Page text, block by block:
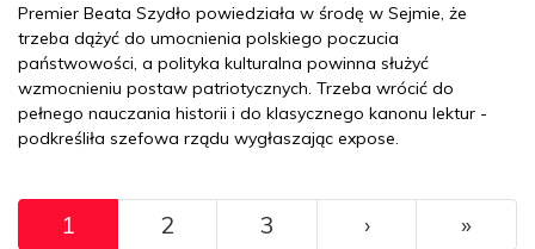
Premier Beata Szydło powiedziała w środę w Sejmie, że
trzeba dążyć do umocnienia polskiego poczucia
państwowości, a polityka kulturalna powinna służyć
wzmocnieniu postaw patriotycznych. Trzeba wrócić do
pełnego nauczania historii i do klasycznego kanonu lektur -
podkreśliła szefowa rządu wygłaszając expose.
Pagination
1 2 3 ››› »